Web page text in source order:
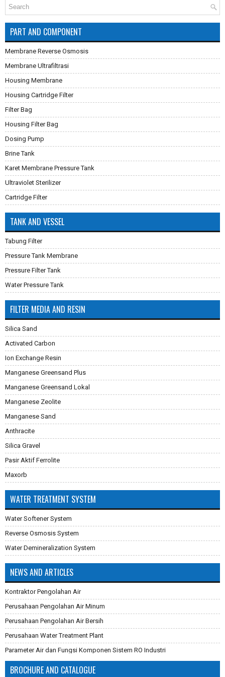
PART AND COMPONENT
Membrane Reverse Osmosis
Membrane Ultrafiltrasi
Housing Membrane
Housing Cartridge Filter
Filter Bag
Housing Filter Bag
Dosing Pump
Brine Tank
Karet Membrane Pressure Tank
Ultraviolet Sterilizer
Cartridge Filter
TANK AND VESSEL
Tabung Filter
Pressure Tank Membrane
Pressure Filter Tank
Water Pressure Tank
FILTER MEDIA AND RESIN
Silica Sand
Activated Carbon
Ion Exchange Resin
Manganese Greensand Plus
Manganese Greensand Lokal
Manganese Zeolite
Manganese Sand
Anthracite
Silica Gravel
Pasir Aktif Ferrolite
Maxorb
WATER TREATMENT SYSTEM
Water Softener System
Reverse Osmosis System
Water Demineralization System
NEWS AND ARTICLES
Kontraktor Pengolahan Air
Perusahaan Pengolahan Air Minum
Perusahaan Pengolahan Air Bersih
Perusahaan Water Treatment Plant
Parameter Air dan Fungsi Komponen Sistem RO Industri
Pembuatan Karbon Aktif
BROCHURE AND CATALOGUE